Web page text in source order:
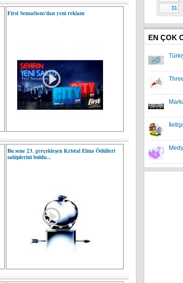
First Sensations'dan yeni reklam
Bu sene 23. gerçekleşen Kristal Elma Ödülleri
sahiplerini buldu...
31
EN ÇOK